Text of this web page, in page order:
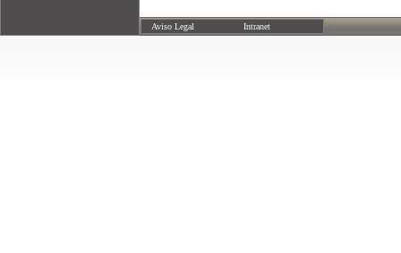
Aviso Legal Intranet